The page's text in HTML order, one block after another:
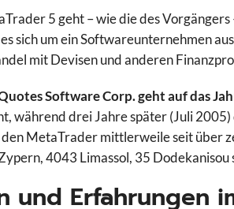
5 geht – wie die des Vorgängers
sich um ein Softwareunternehmen
mit Devisen und anderen
Software Corp. geht auf das
während drei Jahre später (Juli
MetaTrader mittlerweile seit über
4043 Limassol, 35 Dodekanisou
und Erfahrungen